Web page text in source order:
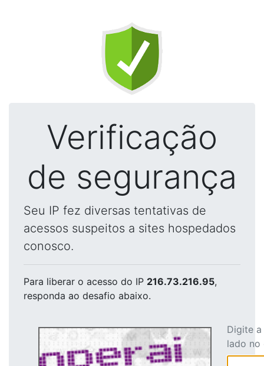
Verificação
de segurança
Seu IP fez diversas tentativas de
acessos suspeitos a sites hospedados
conosco.
Para liberar o acesso do IP 216.73.216.95,
responda ao desafio abaixo.
Digite
lado no